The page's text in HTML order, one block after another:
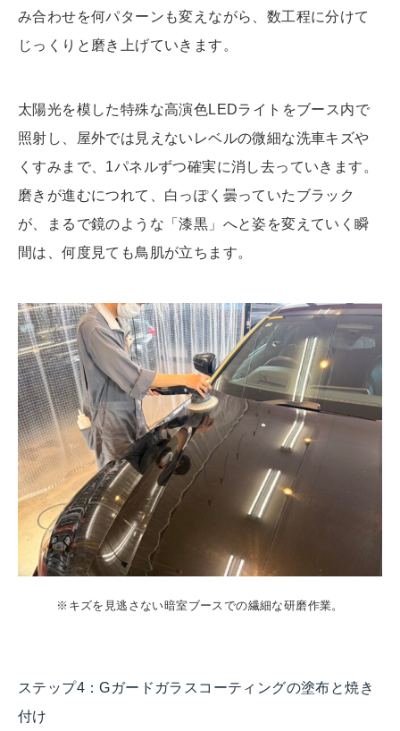
み合わせを何パターンも変えながら、数工程に分けて
じっくりと磨き上げていきます。
太陽光を模した特殊な高演色LEDライトをブース内で
照射し、屋外では見えないレベルの微細な洗車キズや
くすみまで、1パネルずつ確実に消し去っていきます。
磨きが進むにつれて、白っぽく曇っていたブラック
が、まるで鏡のような「漆黒」へと姿を変えていく瞬
間は、何度見ても鳥肌が立ちます。
※キズを見逃さない暗室ブースでの繊細な研磨作業。
ステップ4：Gガードガラスコーティングの塗布と焼き
付け